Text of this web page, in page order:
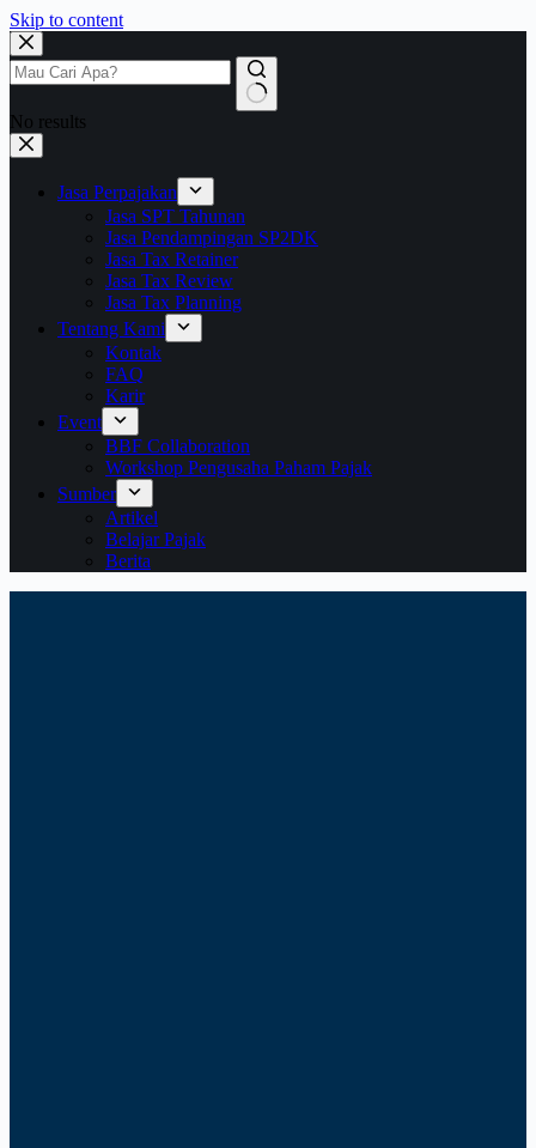
Skip to content
No results
Jasa Perpajakan
Jasa SPT Tahunan
Jasa Pendampingan SP2DK
Jasa Tax Retainer
Jasa Tax Review
Jasa Tax Planning
Tentang Kami
Kontak
FAQ
Karir
Event
BBF Collaboration
Workshop Pengusaha Paham Pajak
Sumber
Artikel
Belajar Pajak
Berita